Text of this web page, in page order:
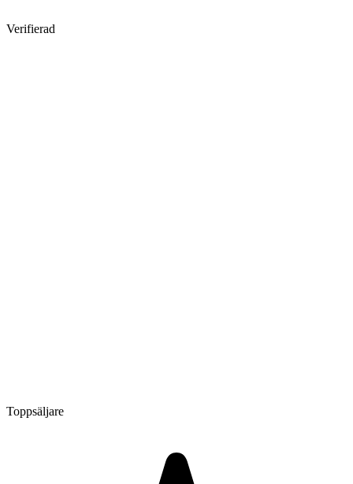
Verifierad
Toppsäljare